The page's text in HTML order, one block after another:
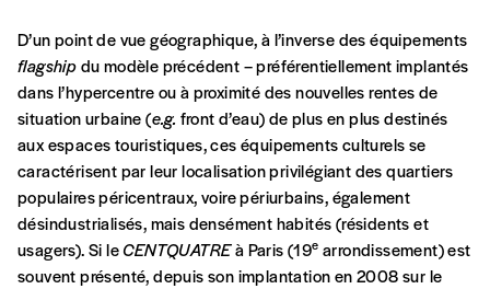
AJOUTER
Offre découverte
Vous souhaitez découvrirImag? Nous vous
offrons les deux derniers numéros publiés.
D’un point de vue géographique, à l’inverse des équipements
flagshipdu modèle précédent – préférentiellement implantés
dans l’hypercentre ou à proximité des nouvelles rentes de
situation urbaine (e.g. front d’eau) de plus en plus destinés
aux espaces touristiques, ces équipements culturels se
caractérisent par leur localisation privilégiant des quartiers
populaires péricentraux, voire périurbains, également
désindustrialisés, mais densément habités (résidents et
usagers). Si leCENTQUATREà Paris (19e arrondissement) est
souvent présenté, depuis son implantation en 2008 sur le